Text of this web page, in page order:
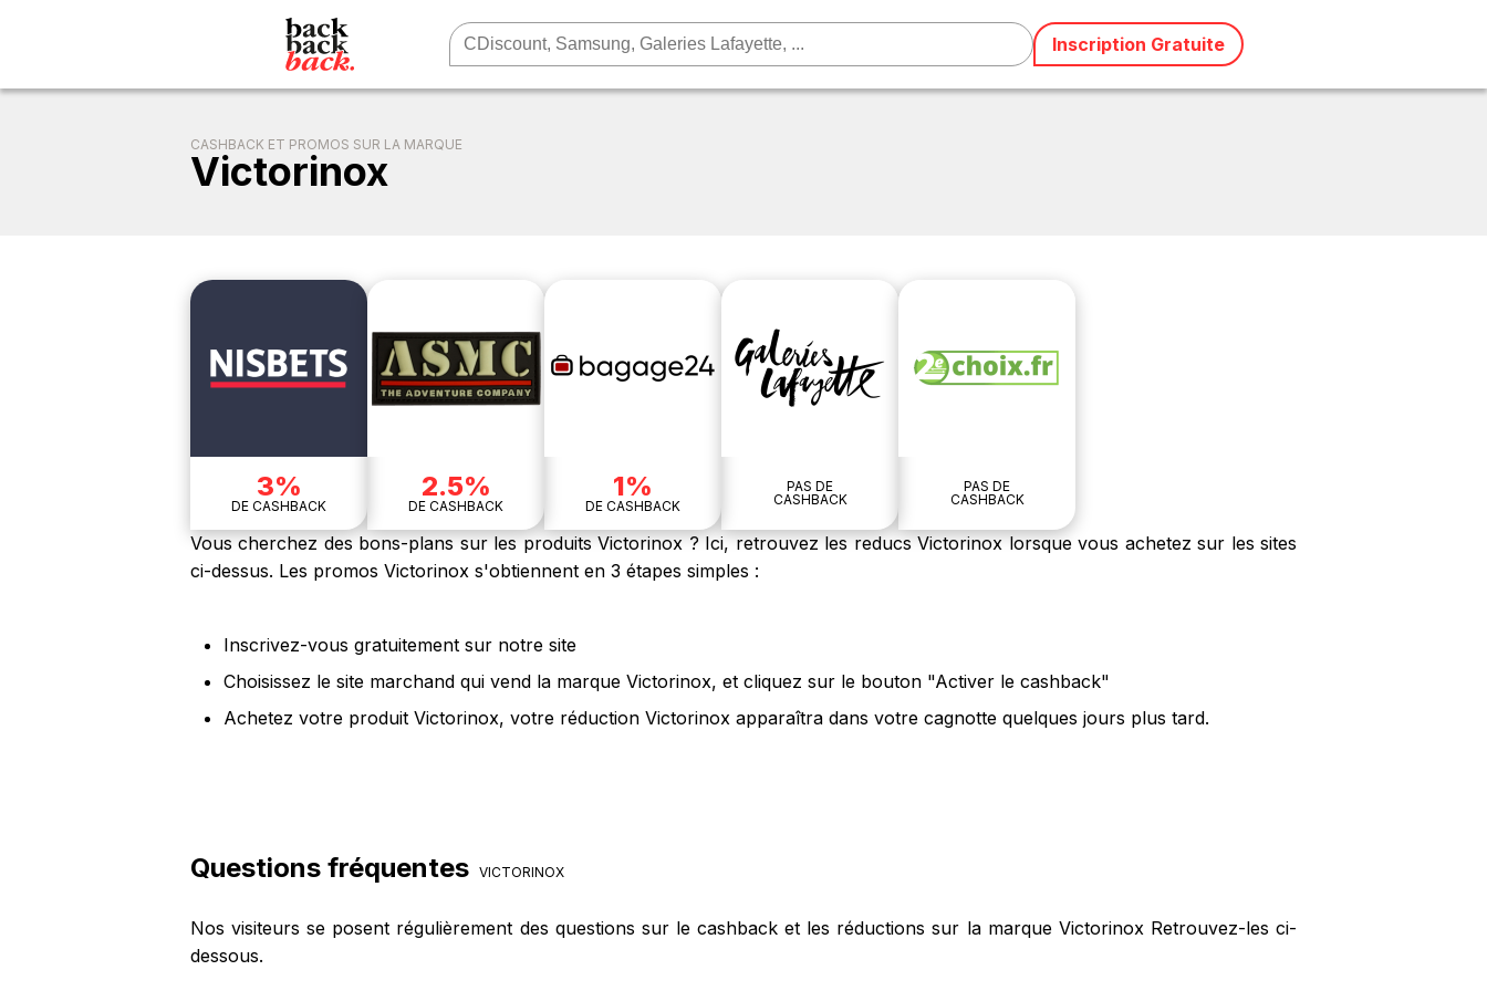
CASHBACK ET PROMOS SUR LA MARQUE
Victorinox
3%
DE CASHBACK
2.5%
DE CASHBACK
1%
DE CASHBACK
PAS DE
CASHBACK
PAS DE
CASHBACK
Vous cherchez des bons-plans sur les produits Victorinox ? Ici, retrouvez les reducs Victorinox lorsque vous achetez sur les sites
ci-dessus. Les promos Victorinox s'obtiennent en 3 étapes simples :
Inscrivez-vous gratuitement sur notre site
Choisissez le site marchand qui vend la marque Victorinox, et cliquez sur le bouton "Activer le cashback"
Achetez votre produit Victorinox, votre réduction Victorinox apparaîtra dans votre cagnotte quelques jours plus tard.
Questions fréquentes VICTORINOX
Nos visiteurs se posent régulièrement des questions sur le cashback et les réductions sur la marque Victorinox Retrouvez-les ci-
dessous.
Inscription Gratuite